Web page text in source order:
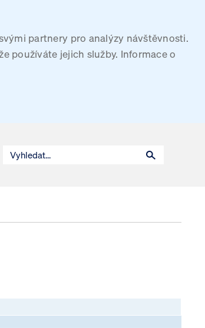
partnery pro analýzy návštěvnosti.
používáte jejich služby. Informace o